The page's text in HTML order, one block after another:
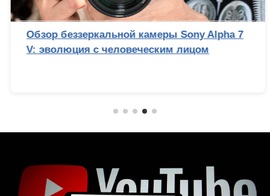
Обзор беззеркальной камеры Sony Alpha 7
V: эволюция с человеческим лицом